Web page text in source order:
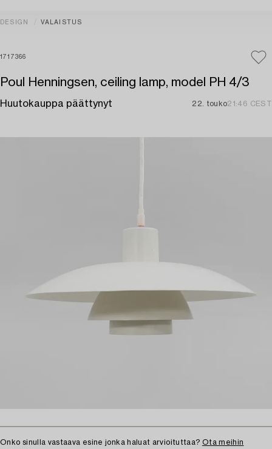
DESIGN VALAISTUS
1717366
Poul Henningsen, ceiling lamp, model PH 4/3
Huutokauppa päättynyt 22. touko21:46 CEST
Onko sinulla vastaava esine jonka haluat arvioituttaa? Ota meihin